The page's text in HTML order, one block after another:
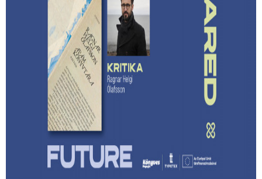
Lehet-e izgalmas egy
hagyatékfelszámolás? – Ragnar Helgi
Ólafsson: Apám könyvtára
Megmenthető-e a feledéstől mindaz, ami számunkra
értékes akkor, ha írunk róla?